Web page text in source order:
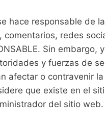
se hace responsable
comentarios, redes
Sin
y fuerzas de
afectar o contravenir
que existe en el
del sitio web.